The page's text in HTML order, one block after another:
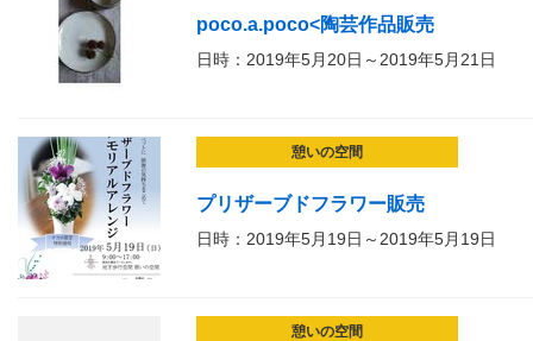
poco.a.poco<陶芸作品販売
日時：2019年5月20日～2019年5月21日
憩いの空間
プリザーブドフラワー販売
日時：2019年5月19日～2019年5月19日
憩いの空間